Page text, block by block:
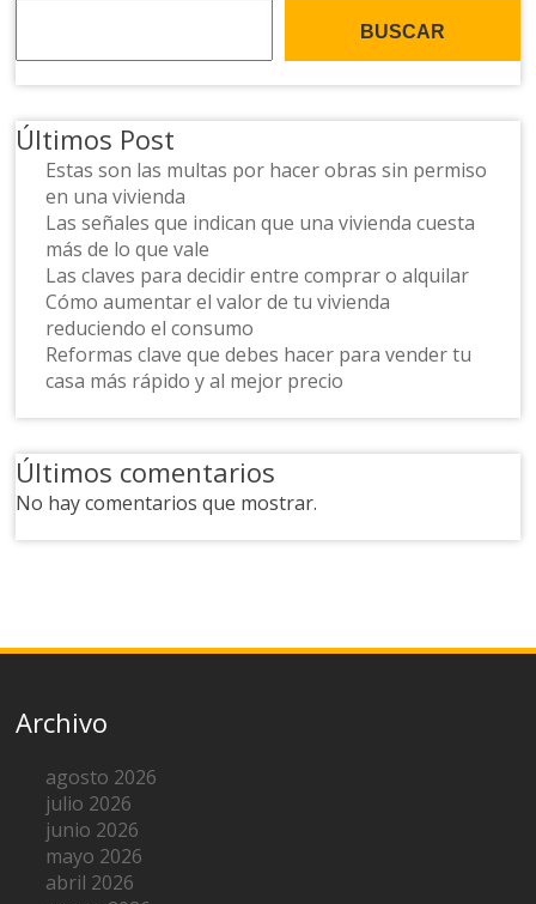
BUSCAR
Últimos Post
Estas son las multas por hacer obras sin permiso
en una vivienda
Las señales que indican que una vivienda cuesta
más de lo que vale
Las claves para decidir entre comprar o alquilar
Cómo aumentar el valor de tu vivienda
reduciendo el consumo
Reformas clave que debes hacer para vender tu
casa más rápido y al mejor precio
Últimos comentarios
No hay comentarios que mostrar.
Archivo
agosto 2026
julio 2026
junio 2026
mayo 2026
abril 2026